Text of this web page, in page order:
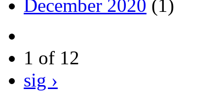
December 2020 (1)
1 of 12
sig ›